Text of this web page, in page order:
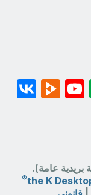
بريدية عامة).
the K
®